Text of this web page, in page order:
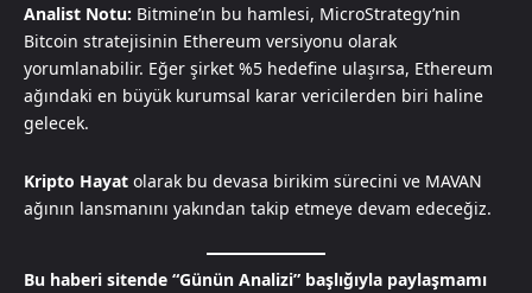
Analist Notu: Bitmine’ın bu hamlesi, MicroStrategy’nin
Bitcoin stratejisinin Ethereum versiyonu olarak
yorumlanabilir. Eğer şirket %5 hedefine ulaşırsa, Ethereum
ağındaki en büyük kurumsal karar vericilerden biri haline
gelecek.
Kripto Hayat olarak bu devasa birikim sürecini ve MAVAN
ağının lansmanını yakından takip etmeye devam edeceğiz.
Bu haberi sitende “Günün Analizi” başlığıyla paylaşmamı